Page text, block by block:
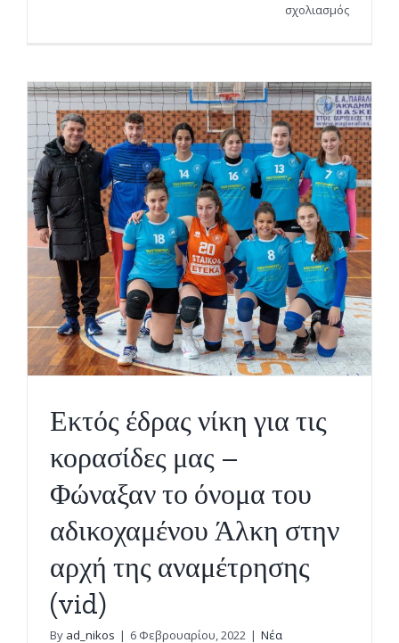
σχολιασμόςστο
μας
!
–
Βίντεο
με
το
σύνθημα
για
τον
Άλκη
Εκτός έδρας νίκη για τις
κορασίδες μας –
Φώναξαν το όνομα του
αδικοχαμένου Άλκη στην
αρχή της αναμέτρησης
(vid)
By ad_nikos | 6 Φεβρουαρίου, 2022 | Νέα